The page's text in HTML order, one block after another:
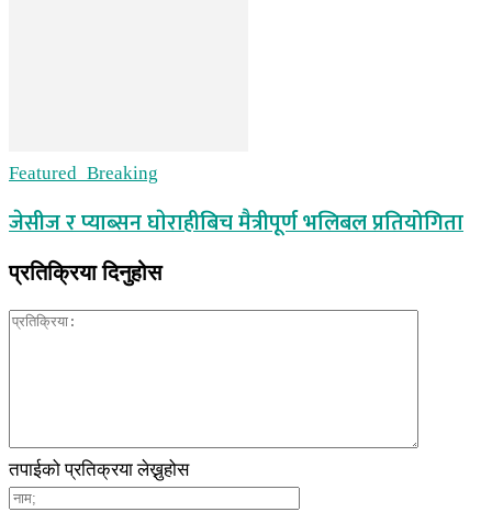
Featured_Breaking
जेसीज र प्याब्सन घाेराहीबिच मैत्रीपूर्ण भलिबल प्रतियोगिता
प्रतिक्रिया दिनुहोस
तपाईको प्रतिक्रया लेख्नुहोस